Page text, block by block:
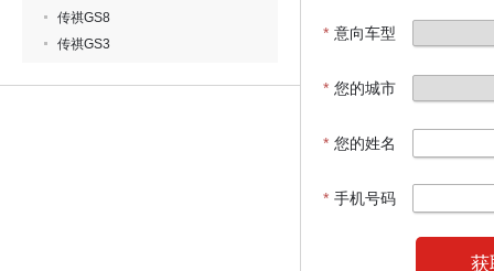
传祺GS8
传祺GS3
* 意向车型
* 您的城市
* 您的姓名
* 手机号码
获